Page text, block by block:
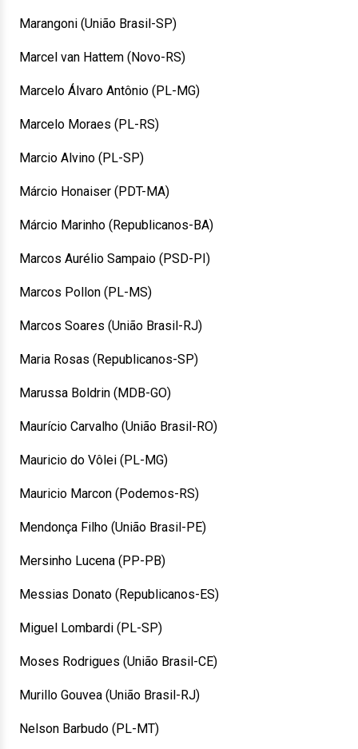
Marangoni (União Brasil-SP)
Marcel van Hattem (Novo-RS)
Marcelo Álvaro Antônio (PL-MG)
Marcelo Moraes (PL-RS)
Marcio Alvino (PL-SP)
Márcio Honaiser (PDT-MA)
Márcio Marinho (Republicanos-BA)
Marcos Aurélio Sampaio (PSD-PI)
Marcos Pollon (PL-MS)
Marcos Soares (União Brasil-RJ)
Maria Rosas (Republicanos-SP)
Marussa Boldrin (MDB-GO)
Maurício Carvalho (União Brasil-RO)
Mauricio do Vôlei (PL-MG)
Mauricio Marcon (Podemos-RS)
Mendonça Filho (União Brasil-PE)
Mersinho Lucena (PP-PB)
Messias Donato (Republicanos-ES)
Miguel Lombardi (PL-SP)
Moses Rodrigues (União Brasil-CE)
Murillo Gouvea (União Brasil-RJ)
Nelson Barbudo (PL-MT)